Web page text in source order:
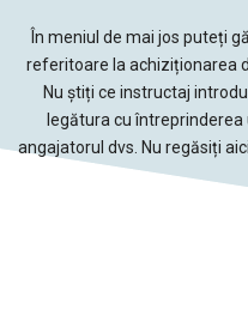
În meniul de mai jos puteți
referitoare la achiziționarea
Nu știți ce instructaj
legătura cu
angajatorul dvs. Nu regăsiți